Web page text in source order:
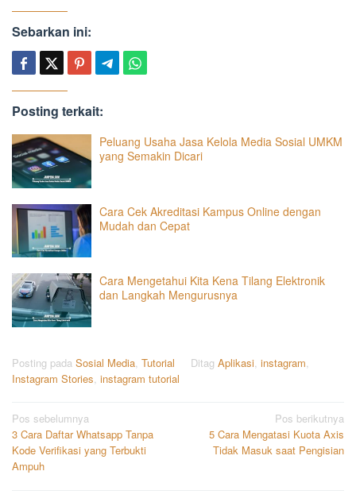
Sebarkan ini:
Posting terkait:
Peluang Usaha Jasa Kelola Media Sosial UMKM
yang Semakin Dicari
Cara Cek Akreditasi Kampus Online dengan
Mudah dan Cepat
Cara Mengetahui Kita Kena Tilang Elektronik
dan Langkah Mengurusnya
Posting pada Sosial Media Tutorial Ditag Aplikasi instagram
Instagram Stories instagram tutorial
Navigasi
pos
Pos sebelumnya
3 Cara Daftar Whatsapp Tanpa
Kode Verifikasi yang Terbukti
Ampuh
Pos berikutnya
5 Cara Mengatasi Kuota Axis
Tidak Masuk saat Pengisian